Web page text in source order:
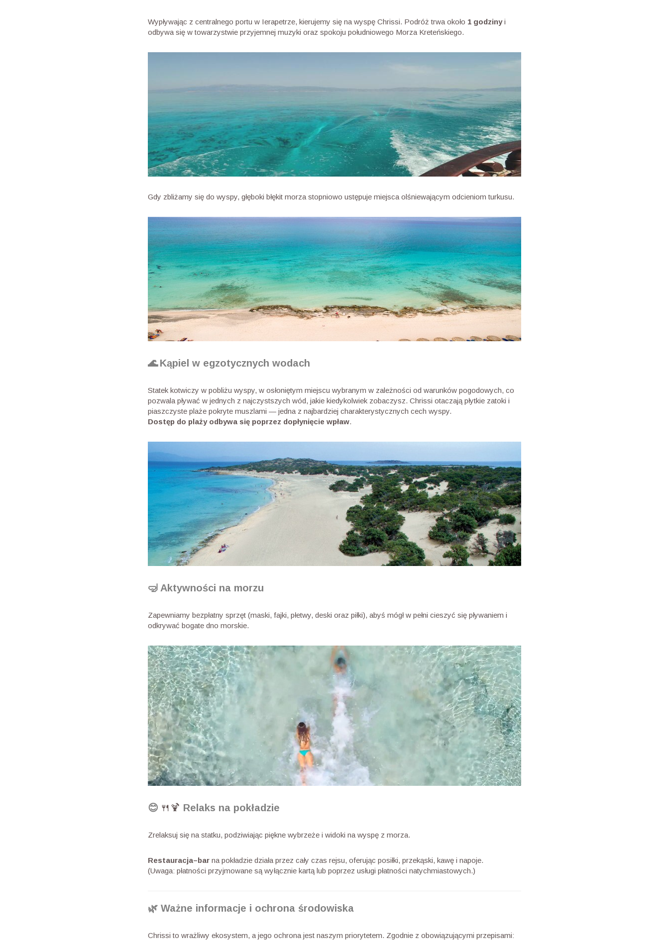
Wypływając z centralnego portu w Ierapetrze, kierujemy się na wyspę Chrissi. Podróż trwa około 1 godzinyi
odbywa się w towarzystwie przyjemnej muzyki oraz spokoju południowego Morza Kreteńskiego.
Gdy zbliżamy się do wyspy, głęboki błękit morza stopniowo ustępuje miejsca olśniewającym odcieniom turkusu.
🌊 Kąpiel w egzotycznych wodach
Statek kotwiczy w pobliżu wyspy, w osłoniętym miejscu wybranym w zależności od warunków pogodowych, co
pozwala pływać w jednych z najczystszych wód, jakie kiedykolwiek zobaczysz. Chrissi otaczają płytkie zatoki i
piaszczyste plaże pokryte muszlami — jedna z najbardziej charakterystycznych cech wyspy.
Dostęp do plaży odbywa się poprzez dopłynięcie wpław.
🤿 Aktywności na morzu
Zapewniamy bezpłatny sprzęt (maski, fajki, płetwy, deski oraz piłki), abyś mógł w pełni cieszyć się pływaniem i
odkrywać bogate dno morskie.
😊 🍴🍹 Relaks na pokładzie
Zrelaksuj się na statku, podziwiając piękne wybrzeże i widoki na wyspę z morza.
Restauracja–bar na pokładzie działa przez cały czas rejsu, oferując posiłki, przekąski, kawę i napoje.
(Uwaga: płatności przyjmowane są wyłącznie kartą lub poprzez usługi płatności natychmiastowych.)
🌿 Ważne informacje i ochrona środowiska
Chrissi to wrażliwy ekosystem, a jego ochrona jest naszym priorytetem. Zgodnie z obowiązującymi przepisami: